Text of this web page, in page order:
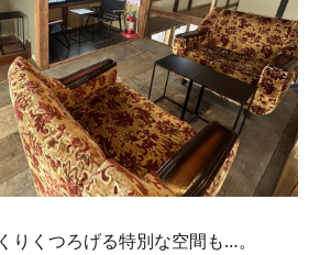
りくつろげる特別な空間も…。